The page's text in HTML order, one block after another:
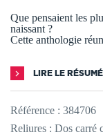
Que pensaient les
naissant ?
Cette anthologie
LIRE LE
Référence : 384706
Reliures : Dos carré